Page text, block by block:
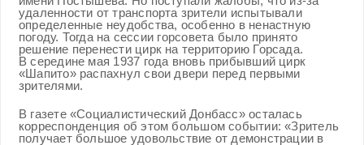
удаленности от транспорта зрители испытывали
определенные неудобства, особенно в ненастную
погоду. Тогда на сессии горсовета было принято
решение перенести цирк на территорию Горсада.
В середине мая 1937 года вновь прибывший цирк
«Шапито» распахнул свои двери перед первыми
зрителями.
В газете «Социалистический Донбасс» осталась
корреспонденция об этом большом событии: «Зритель
получает большое удовольствие от демонстрации в